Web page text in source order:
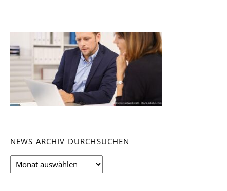
NEWS ARCHIV DURCHSUCHEN
News
Archiv